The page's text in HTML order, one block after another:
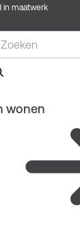
in maatwerk
wonen